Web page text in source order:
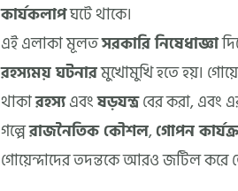
কার্যকলাপঘটে থাকে।
এই এলাকা মূলতসরকারি নিষেধাজ্ঞা
রহস্যময় ঘটনারমুখোমুখি হতে হয়।
থাকারহস্যএবংষড়যন্ত্রবের করা, এবং
গল্পেরাজনৈতিক কৌশল,গোপন
গোয়েন্দাদের তদন্তকে আরও জটিল করে